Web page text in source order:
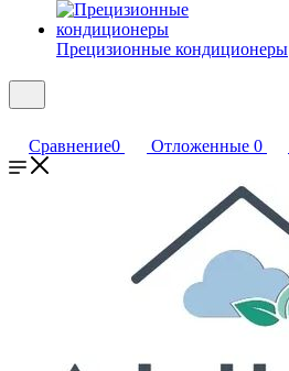
Прецизионные кондиционеры
Сравнение0 Отложенные 0